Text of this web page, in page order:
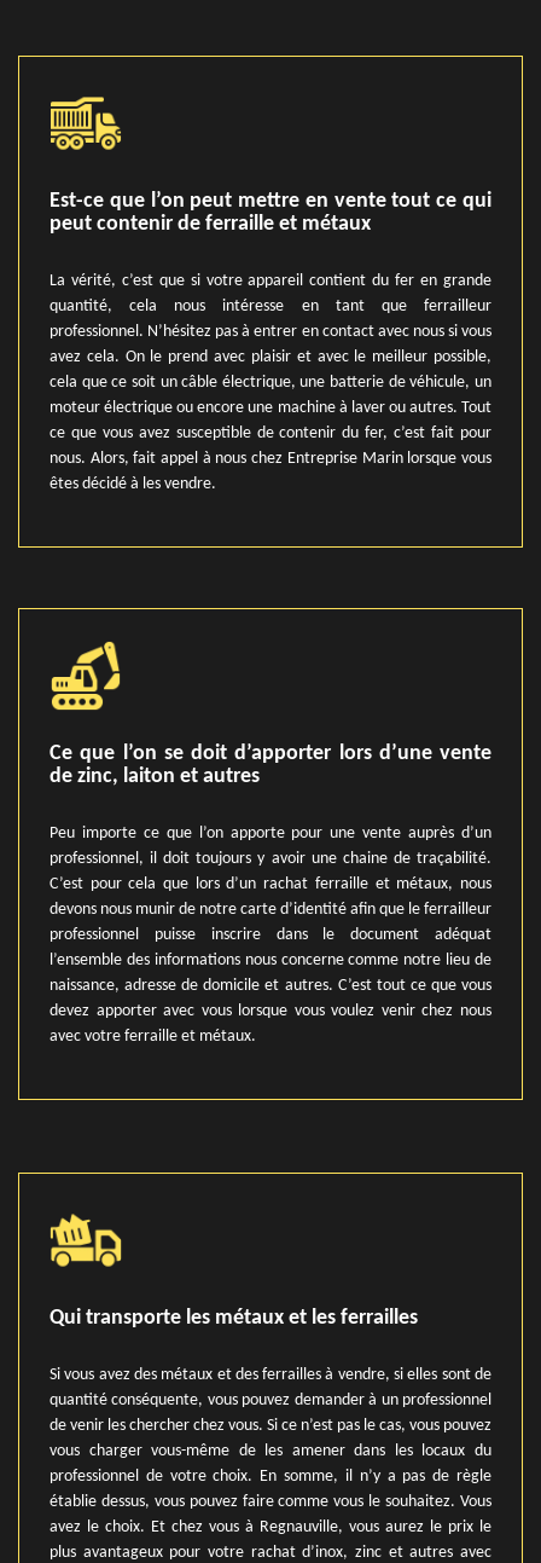
Est-ce que l’on peut mettre en vente tout ce qui
peut contenir de ferraille et métaux
La vérité, c’est que si votre appareil contient du fer en grande
quantité, cela nous intéresse en tant que ferrailleur
professionnel. N’hésitez pas à entrer en contact avec nous si vous
avez cela. On le prend avec plaisir et avec le meilleur possible,
cela que ce soit un câble électrique, une batterie de véhicule, un
moteur électrique ou encore une machine à laver ou autres. Tout
ce que vous avez susceptible de contenir du fer, c’est fait pour
nous. Alors, fait appel à nous chez Entreprise Marin lorsque vous
êtes décidé à les vendre.
Ce que l’on se doit d’apporter lors d’une vente
de zinc, laiton et autres
Peu importe ce que l’on apporte pour une vente auprès d’un
professionnel, il doit toujours y avoir une chaine de traçabilité.
C’est pour cela que lors d’un rachat ferraille et métaux, nous
devons nous munir de notre carte d’identité afin que le ferrailleur
professionnel puisse inscrire dans le document adéquat
l’ensemble des informations nous concerne comme notre lieu de
naissance, adresse de domicile et autres. C’est tout ce que vous
devez apporter avec vous lorsque vous voulez venir chez nous
avec votre ferraille et métaux.
Qui transporte les métaux et les ferrailles
Si vous avez des métaux et des ferrailles à vendre, si elles sont de
quantité conséquente, vous pouvez demander à un professionnel
de venir les chercher chez vous. Si ce n’est pas le cas, vous pouvez
vous charger vous-même de les amener dans les locaux du
professionnel de votre choix. En somme, il n’y a pas de règle
établie dessus, vous pouvez faire comme vous le souhaitez. Vous
avez le choix. Et chez vous à Regnauville, vous aurez le prix le
plus avantageux pour votre rachat d’inox, zinc et autres avec